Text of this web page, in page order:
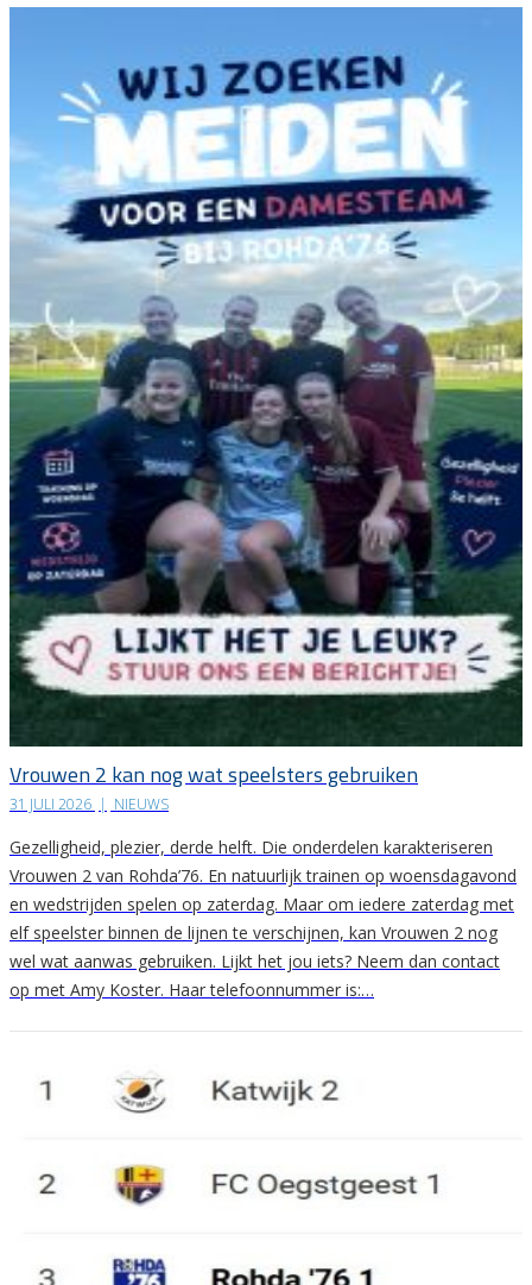
Vrouwen 2 kan nog wat speelsters gebruiken
31 JULI 2026 | NIEUWS
Gezelligheid, plezier, derde helft. Die onderdelen karakteriseren
Vrouwen 2 van Rohda’76. En natuurlijk trainen op woensdagavond
en wedstrijden spelen op zaterdag. Maar om iedere zaterdag met
elf speelster binnen de lijnen te verschijnen, kan Vrouwen 2 nog
wel wat aanwas gebruiken. Lijkt het jou iets? Neem dan contact
op met Amy Koster. Haar telefoonnummer is:…